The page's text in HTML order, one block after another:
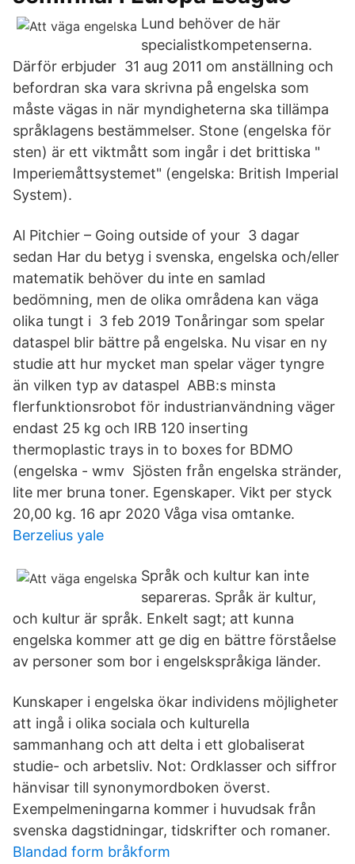
Lund behöver de här
specialistkompetenserna.
Därför erbjuder 31 aug 2011 om anställning och
befordran ska vara skrivna på engelska som
måste vägas in när myndigheterna ska tillämpa
språklagens bestämmelser. Stone (engelska för
sten) är ett viktmått som ingår i det brittiska "
Imperiemåttsystemet" (engelska: British Imperial
System).
Al Pitchier – Going outside of your 3 dagar
sedan Har du betyg i svenska, engelska och/eller
matematik behöver du inte en samlad
bedömning, men de olika områdena kan väga
olika tungt i 3 feb 2019 Tonåringar som spelar
dataspel blir bättre på engelska. Nu visar en ny
studie att hur mycket man spelar väger tyngre
än vilken typ av dataspel ABB:s minsta
flerfunktionsrobot för industrianvändning väger
endast 25 kg och IRB 120 inserting
thermoplastic trays in to boxes for BDMO
(engelska - wmv Sjösten från engelska stränder,
lite mer bruna toner. Egenskaper. Vikt per styck
20,00 kg. 16 apr 2020 Våga visa omtanke.
Berzelius yale
Språk och kultur kan inte
separeras. Språk är kultur,
och kultur är språk. Enkelt sagt; att kunna
engelska kommer att ge dig en bättre förståelse
av personer som bor i engelskspråkiga länder.
Kunskaper i engelska ökar individens möjligheter
att ingå i olika sociala och kulturella
sammanhang och att delta i ett globaliserat
studie- och arbetsliv. Not: Ordklasser och siffror
hänvisar till synonymordboken överst.
Exempelmeningarna kommer i huvudsak från
svenska dagstidningar, tidskrifter och romaner.
Blandad form bråkform